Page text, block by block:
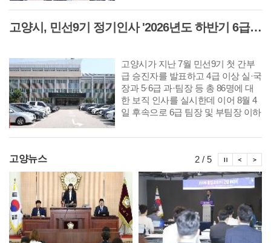
음은 8월 10일자 6급 팀장 인사발령
사항이다.
고양시, 민선9기 정기인사 '2026년도 하반기 6급 부팀장 이하 인사발령 사항'
고양시가 지난 7월 민선9기 첫 간부
급 승진자를 발표하고 4급 이상 실·국
장과 5·6급 과·팀장 등 총 86명에 대
한 보직 인사를 실시한데 이어 8월 4
일 후속으로 6급 팀장 및 부팀장 이하
음은 8월 10일자 6급 부팀장 이하 인
고양뉴스
2 / 5 시
시정뉴